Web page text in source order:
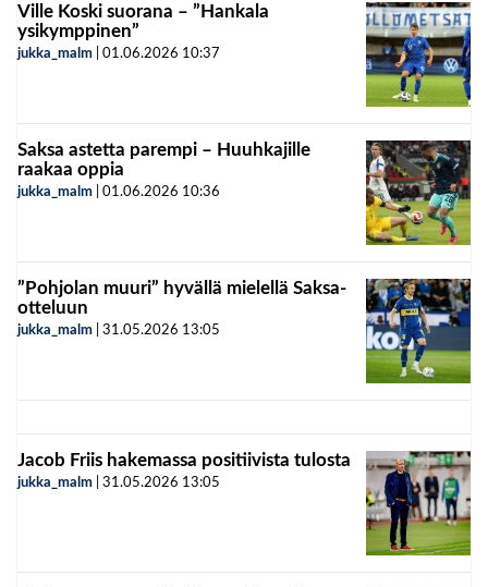
Ville Koski suorana – ”Hankala
ysikymppinen”
jukka_malm 01.06.2026 10:37
Saksa astetta parempi – Huuhkajille
raakaa oppia
jukka_malm 01.06.2026 10:36
”Pohjolan muuri” hyvällä mielellä Saksa-
otteluun
jukka_malm 31.05.2026 13:05
Jacob Friis hakemassa positiivista tulosta
jukka_malm 31.05.2026 13:05